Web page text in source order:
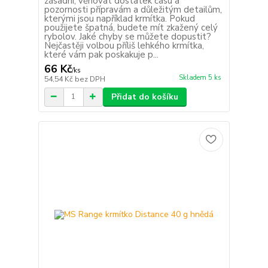
pozornosti přípravám a důležitým detailům,
kterými jsou například krmítka. Pokud
použijete špatná, budete mít zkažený celý
rybolov. Jaké chyby se můžete dopustit?
Nejčastěji volbou příliš lehkého krmítka,
které vám pak poskakuje p...
66 Kč/ks
54,54 Kč bez DPH Skladem 5 ks
Přidat do košíku